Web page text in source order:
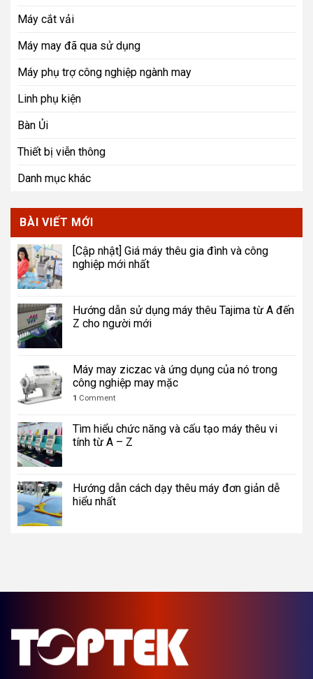
Máy cắt vải
Máy may đã qua sử dụng
Máy phụ trợ công nghiệp ngành may
Linh phụ kiện
Bàn Ủi
Thiết bị viễn thông
Danh mục khác
BÀI VIẾT MỚI
[Cập nhật] Giá máy thêu gia đình và công
nghiệp mới nhất
Hướng dẫn sử dụng máy thêu Tajima từ A đến
Z cho người mới
Máy may ziczac và ứng dụng của nó trong
công nghiệp may mặc
1 Comment
Tìm hiểu chức năng và cấu tạo máy thêu vi
tính từ A – Z
Hướng dẫn cách dạy thêu máy đơn giản dễ
hiểu nhất